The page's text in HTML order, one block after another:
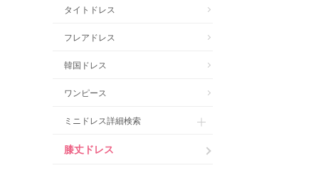
タイトドレス
フレアドレス
韓国ドレス
ワンピース
ミニドレス詳細検索
膝丈ドレス